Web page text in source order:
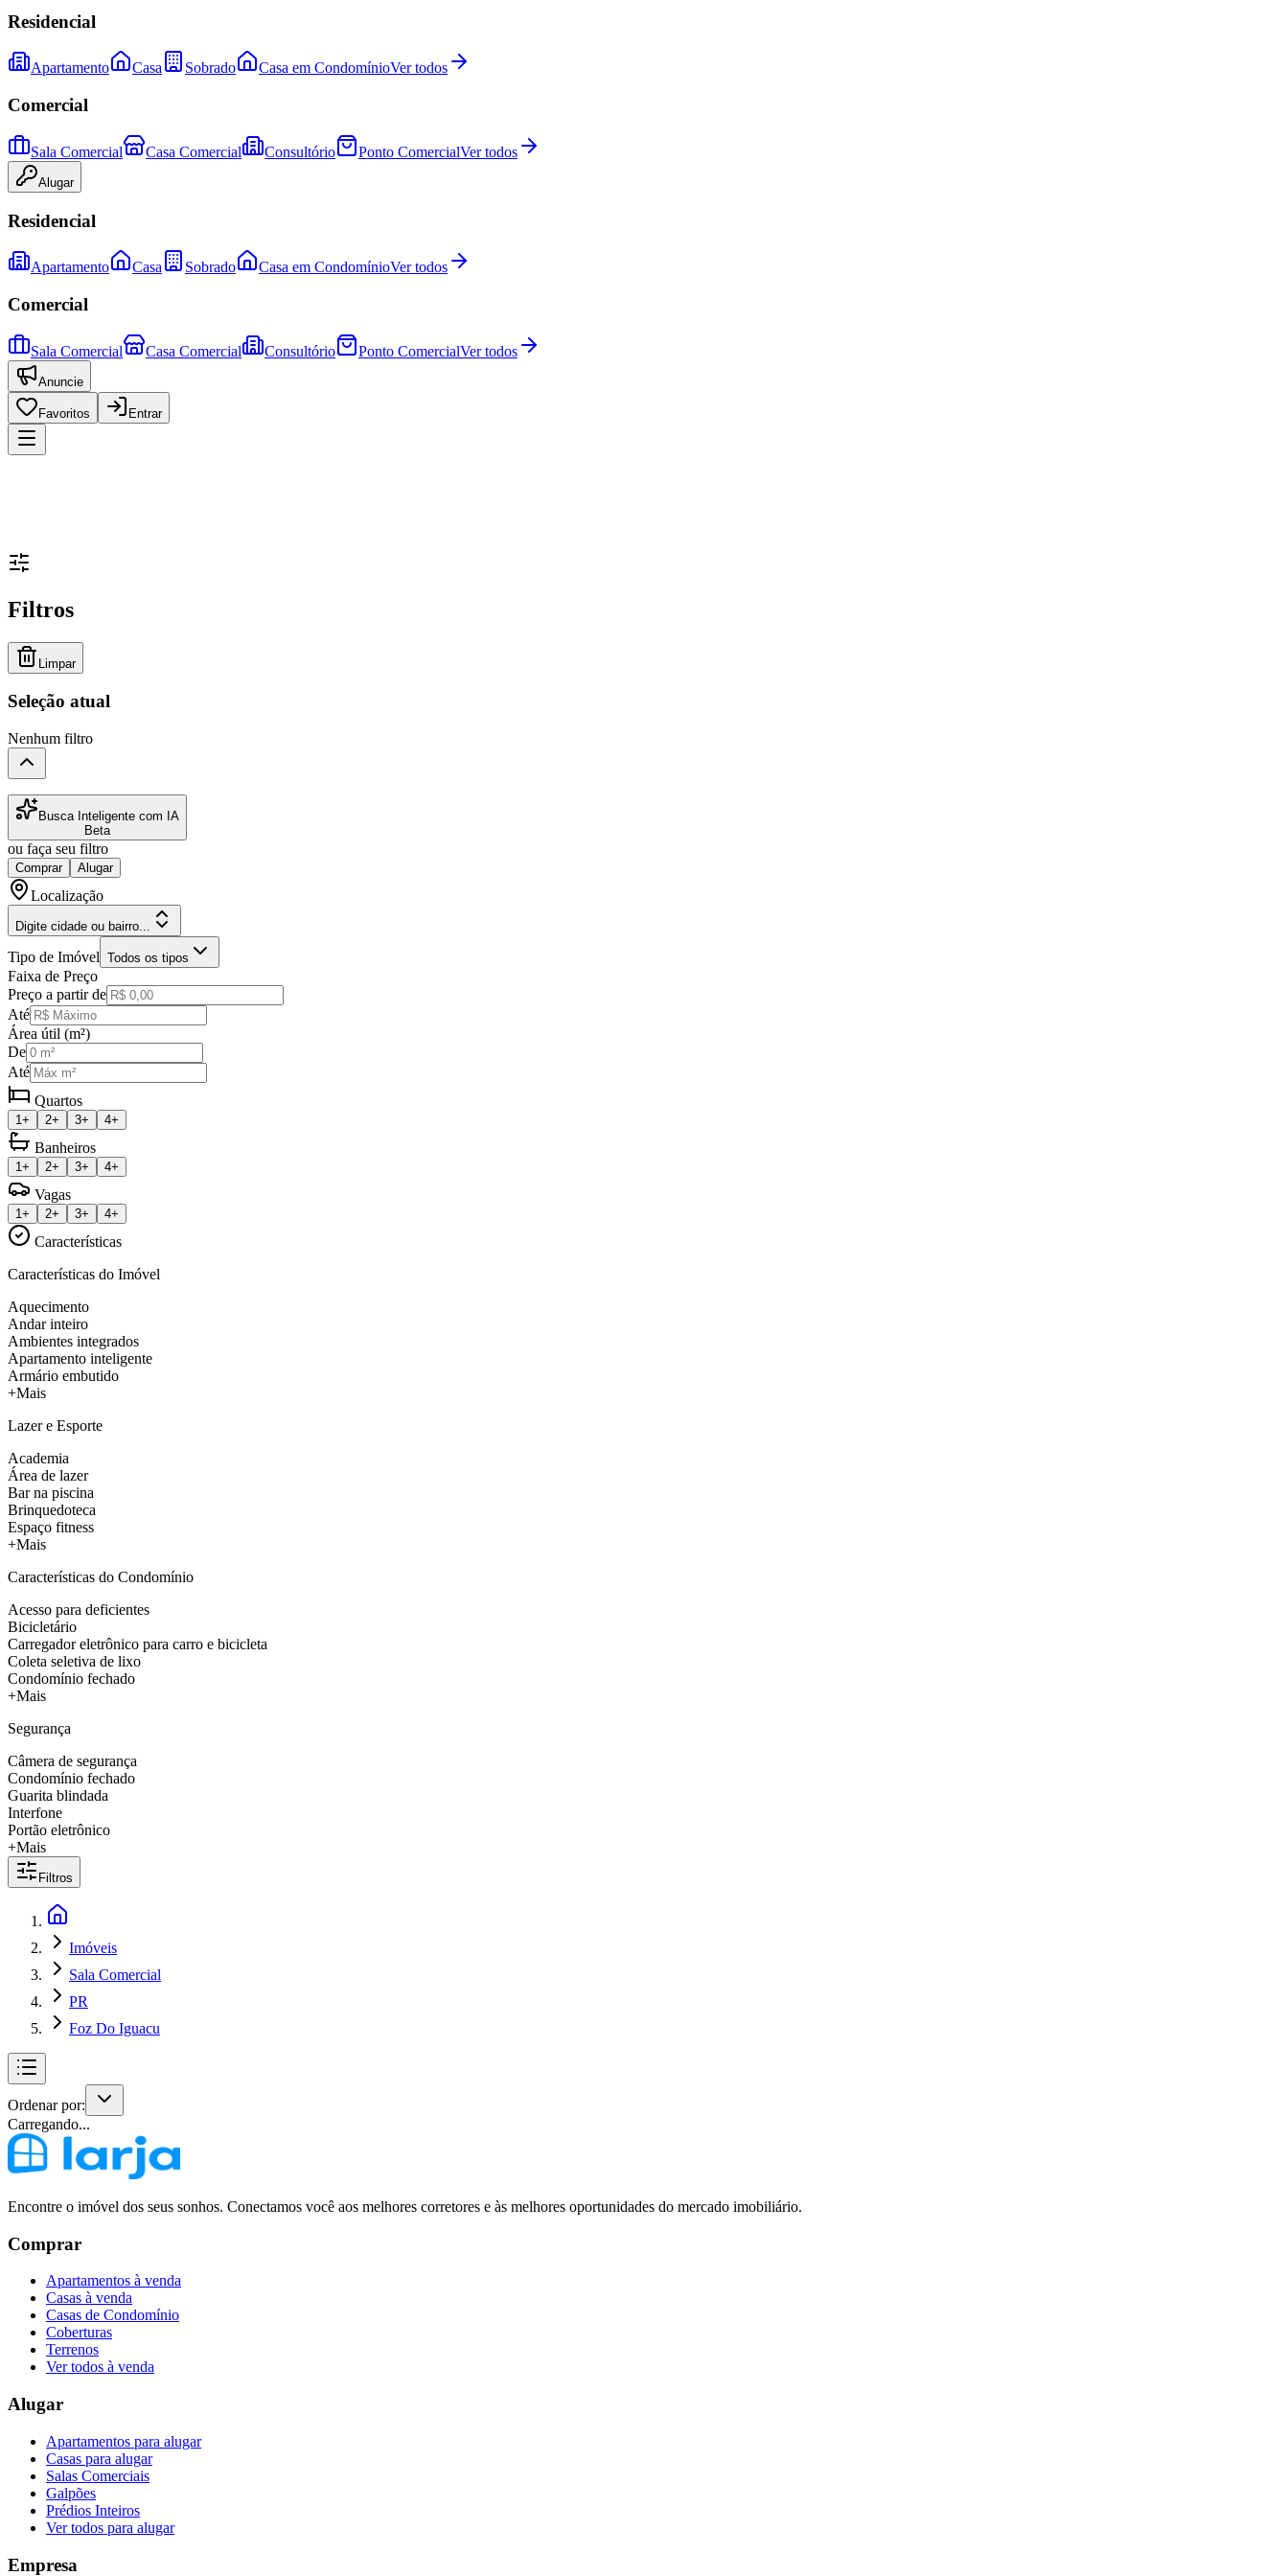
Residencial
Apartamento Casa Sobrado Casa em CondomínioVer todos
Comercial
Sala Comercial Casa Comercial Consultório Ponto ComercialVer todos
Alugar
Residencial
Apartamento Casa Sobrado Casa em CondomínioVer todos
Comercial
Sala Comercial Casa Comercial Consultório Ponto ComercialVer todos
Anuncie
Favoritos Entrar
Filtros
Limpar
Seleção atual
Nenhum filtro
Busca Inteligente com IA
Beta
ou faça seu filtro
Comprar Alugar
Localização
Digite cidade ou bairro...
Tipo de Imóvel Todos os tipos
Faixa de Preço
Preço a partir de
Até
Área útil (m²)
De
Até
Quartos
1+ 2+ 3+ 4+
Banheiros
1+ 2+ 3+ 4+
Vagas
1+ 2+ 3+ 4+
Características
Características do Imóvel
Aquecimento
Andar inteiro
Ambientes integrados
Apartamento inteligente
Armário embutido
+Mais
Lazer e Esporte
Academia
Área de lazer
Bar na piscina
Brinquedoteca
Espaço fitness
+Mais
Características do Condomínio
Acesso para deficientes
Bicicletário
Carregador eletrônico para carro e bicicleta
Coleta seletiva de lixo
Condomínio fechado
+Mais
Segurança
Câmera de segurança
Condomínio fechado
Guarita blindada
Interfone
Portão eletrônico
+Mais
Filtros
Imóveis
Sala Comercial
PR
Foz Do Iguacu
Ordenar por:
Carregando...
Encontre o imóvel dos seus sonhos. Conectamos você aos melhores corretores e às melhores oportunidades do mercado imobiliário.
Comprar
Apartamentos à venda
Casas à venda
Casas de Condomínio
Coberturas
Terrenos
Ver todos à venda
Alugar
Apartamentos para alugar
Casas para alugar
Salas Comerciais
Galpões
Prédios Inteiros
Ver todos para alugar
Empresa